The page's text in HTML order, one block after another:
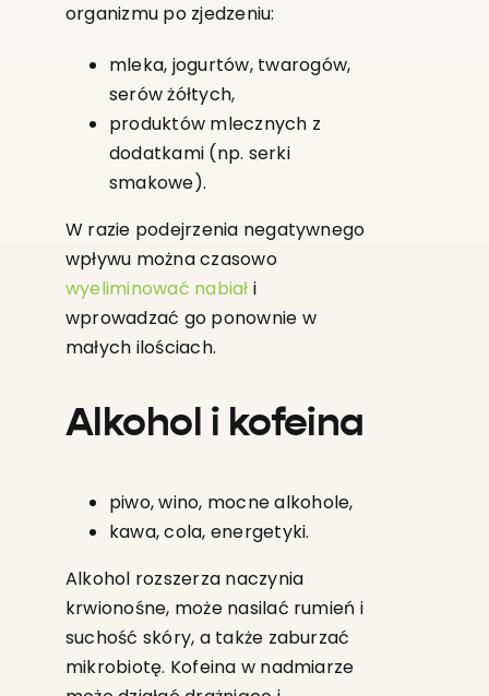
organizmu po zjedzeniu:
mleka, jogurtów, twarogów,
serów żółtych,
produktów mlecznych z
dodatkami (np. serki
smakowe).
W razie podejrzenia negatywnego
wpływu można czasowo
wyeliminować nabiał i
wprowadzać go ponownie w
małych ilościach.
Alkohol i kofeina
piwo, wino, mocne alkohole,
kawa, cola, energetyki.
Alkohol rozszerza naczynia
krwionośne, może nasilać rumień i
suchość skóry, a także zaburzać
mikrobiotę. Kofeina w nadmiarze